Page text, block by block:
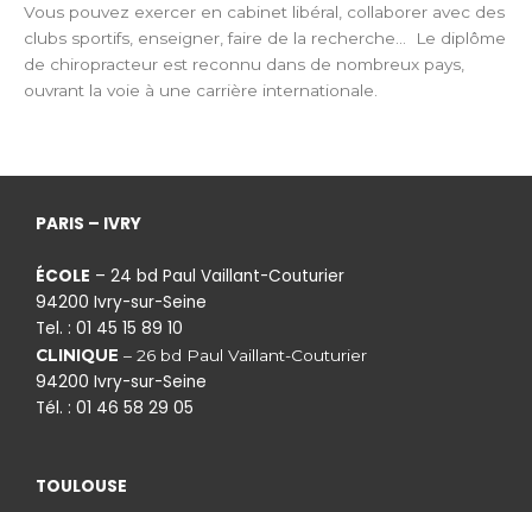
Vous pouvez exercer en cabinet libéral, collaborer avec des
clubs sportifs, enseigner, faire de la recherche…
Le diplôme
de chiropracteur est reconnu dans de nombreux pays,
ouvrant la voie à une carrière internationale.
PARIS – IVRY
ÉCOLE – 24 bd Paul Vaillant-Couturier
94200 Ivry-sur-Seine
Tel. : 01 45 15 89 10
CLINIQUE – 26 bd Paul Vaillant-Couturier
94200 Ivry-sur-Seine
Tél. : 01 46 58 29 05
TOULOUSE